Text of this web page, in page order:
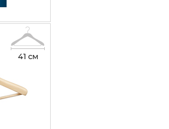
41 см